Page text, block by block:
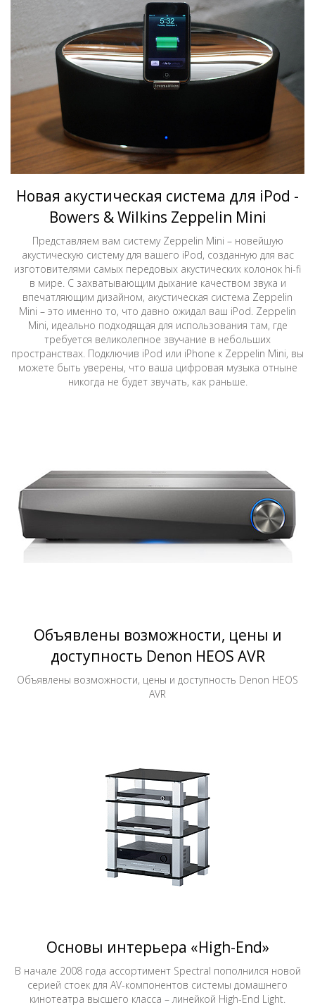
Новая акустическая система для iPod -
Bowers & Wilkins Zeppelin Mini
Представляем вам систему Zeppelin Mini – новейшую
акустическую систему для вашего iPod, созданную для вас
изготовителями самых передовых акустических колонок hi-fi
в мире. С захватывающим дыхание качеством звука и
впечатляющим дизайном, акустическая система Zeppelin
Mini – это именно то, что давно ожидал ваш iPod. Zeppelin
Mini, идеально подходящая для использования там, где
требуется великолепное звучание в небольших
пространствах. Подключив iPod или iPhone к Zeppelin Mini, вы
можете быть уверены, что ваша цифровая музыка отныне
никогда не будет звучать, как раньше.
Объявлены возможности, цены и
доступность Denon HEOS AVR
Объявлены возможности, цены и доступность Denon HEOS
AVR
Основы интерьера «High-End»
В начале 2008 года ассортимент Spectral пополнился новой
серией стоек для AV-компонентов системы домашнего
кинотеатра высшего класса – линейкой High-End Light.